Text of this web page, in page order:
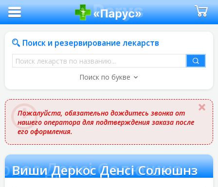
Поиск и резервирование лекарств
Поиск
лекарств
названию
Поиск по букве
Пожалуйста, обязательно дождитесь звонка от
нашего оператора для подтверждения заказа после
его оформления.
Денсі Солюшнз
Виши Деркос Денсі Солюшнз